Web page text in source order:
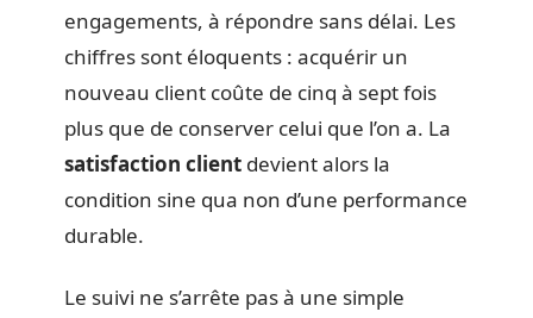
engagements, à répondre sans délai. Les
chiffres sont éloquents : acquérir un
nouveau client coûte de cinq à sept fois
plus que de conserver celui que l’on a. La
satisfaction client devient alors la
condition sine qua non d’une performance
durable.
Le suivi ne s’arrête pas à une simple